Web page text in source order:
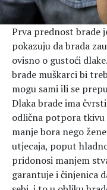
Prva prednost brade
pokazuju da brada
ovisno o gustoći
brade muškarci bi
mogu sami ili se
Dlaka brade ima
odlična potpora tkivu
manje bora nego
utjecaja, poput
pridonosi manjem
garantuje i činjenica